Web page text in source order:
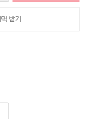
받기